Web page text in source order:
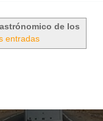
de los
entradas